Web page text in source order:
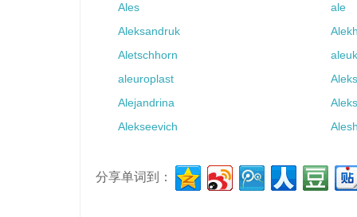
Ales
ale
Aleksandruk
Aletschhorn
aleuroplast
Alejandrina
Alekseevich
分享单词到：